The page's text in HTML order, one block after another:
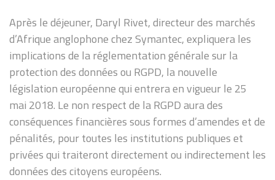
Après le déjeuner, Daryl Rivet, directeur des marchés
d’Afrique anglophone chez Symantec, expliquera les
implications de la réglementation générale sur la
protection des données ou RGPD, la nouvelle
législation européenne qui entrera en vigueur le 25
mai 2018. Le non respect de la RGPD aura des
conséquences financières sous formes d’amendes et de
pénalités, pour toutes les institutions publiques et
privées qui traiteront directement ou indirectement les
données des citoyens européens.